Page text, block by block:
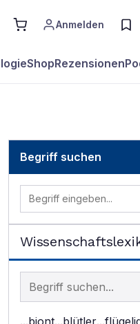
Anmelden
ShopRezensionen
Begriff suchen
Begriff im Lexikon
...biont...blütler